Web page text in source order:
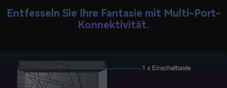
Entfesseln Sie Ihre Fantasie mit Multi-Port-
Konnektivität.